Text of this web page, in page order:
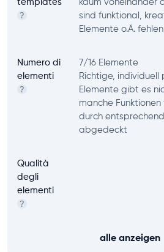
?
sind funktional,
Elemente o.Ä. fehlen,
Numero di
elementi
?
7/16 Elemente
Richtige,
Elemente gibt es
manche
durch
abgedeckt
Qualità
degli
elementi
?
alle anzeigen